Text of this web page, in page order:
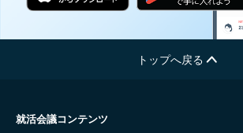
トップへ戻る
就活会議コンテンツ